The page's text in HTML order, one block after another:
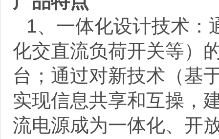
1、一体化设计技术：
化交直流负荷开关等）
台；通过对新技术（基
实现信息共享和互操，
流电源成为一体化、开